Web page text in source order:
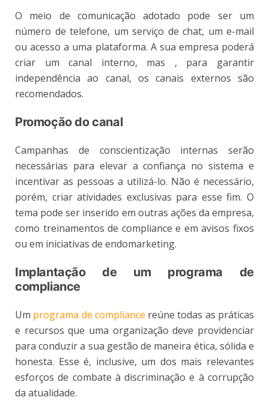
O meio de comunicação adotado pode ser um
número de telefone, um serviço de chat, um e-mail
ou acesso a uma plataforma. A sua empresa poderá
criar um canal interno, mas , para garantir
independência ao canal, os canais externos são
recomendados.
Promoção do canal
Campanhas de conscientização internas serão
necessárias para elevar a confiança no sistema e
incentivar as pessoas a utilizá-lo. Não é necessário,
porém, criar atividades exclusivas para esse fim. O
tema pode ser inserido em outras ações da empresa,
como treinamentos de compliance e em avisos fixos
ou em iniciativas de endomarketing.
Implantação de um programa de
compliance
Um programa de compliance reúne todas as práticas
e recursos que uma organização deve providenciar
para conduzir a sua gestão de maneira ética, sólida e
honesta. Esse é, inclusive, um dos mais relevantes
esforços de combate à discriminação e à corrupção
da atualidade.